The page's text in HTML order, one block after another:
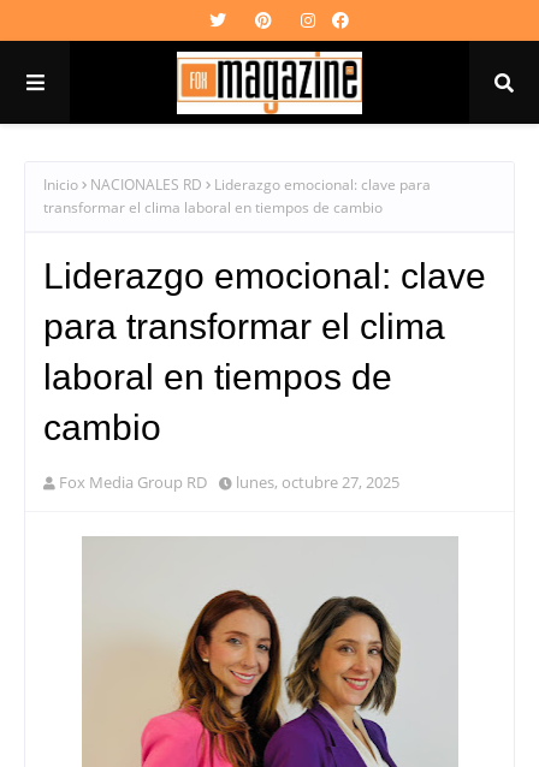
Inicio NACIONALES RD
Liderazgo emocional: clave para
transformar el clima laboral en tiempos de cambio
Liderazgo emocional: clave
para transformar el clima
laboral en tiempos de
cambio
Fox Media Group RD lunes, octubre 27, 2025